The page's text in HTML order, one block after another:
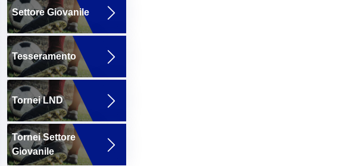
Settore Giovanile
Tesseramento
Tornei LND
Tornei Settore
Giovanile